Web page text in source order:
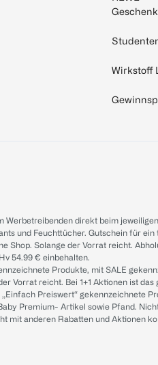
Wirkstoff
Werbetreibenden direkt beim
und Feuchttücher. Gutschein für
Shop. Solange der Vorrat reicht.
54.99 € einbehalten.
Produkte, mit SALE
Vorrat reicht. Bei 1+1 Aktionen ist das
„Einfach Preiswert“
Baby Premium- Artikel sowie Pfand.
mit anderen Rabatten und Aktionen